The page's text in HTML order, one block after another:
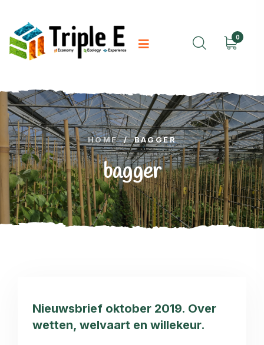
0
HOME / BAGGER
bagger
Nieuwsbrief oktober 2019. Over
wetten, welvaart en willekeur.